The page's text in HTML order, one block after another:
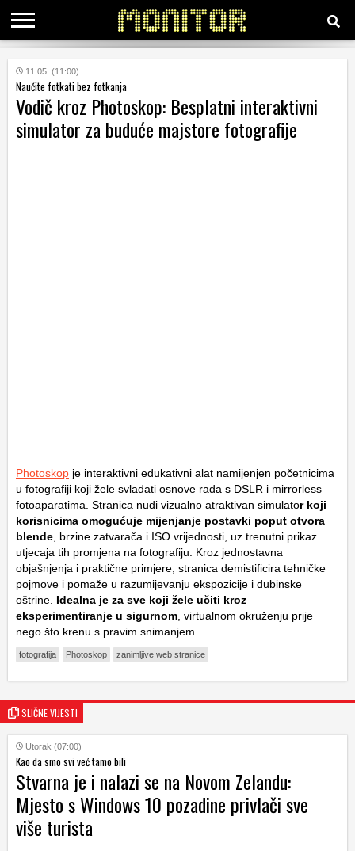
KATEGORIJE
HRVATSKI
WEB
11.05. (11:00)
Naučite fotkati bez fotkanja
Vodič kroz Photoskop: Besplatni interaktivni
simulator za buduće majstore fotografije
Photoskop je interaktivni edukativni alat namijenjen početnicima
u fotografiji koji žele svladati osnove rada s DSLR i mirrorless
fotoaparatima. Stranica nudi vizualno atraktivan simulator koji
korisnicima omogućuje mijenjanje postavki poput otvora
blende , brzine zatvarača i ISO vrijednosti, uz trenutni prikaz
utjecaja tih promjena na fotografiju. Kroz jednostavna
objašnjenja i praktične primjere, stranica demistificira tehničke
pojmove i pomaže u razumijevanju ekspozicije i dubinske
oštrine. Idealna je za sve koji žele učiti kroz
eksperimentiranje u sigurnom , virtualnom okruženju prije
nego što krenu s pravim snimanjem.
fotografija Photoskop zanimljive web stranice
SLIČNE VIJESTI
Utorak (07:00)
Kao da smo svi već tamo bili
Stvarna je i nalazi se na Novom Zelandu:
Mjesto s Windows 10 pozadine privlači sve
više turista